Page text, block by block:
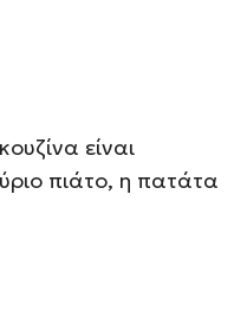
είναι
πιάτο, η πατάτα